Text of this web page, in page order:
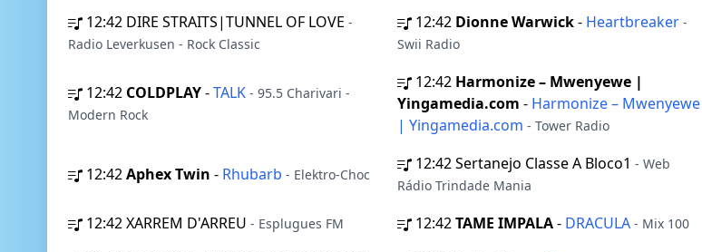
12:42 DIRE STRAITS|TUNNEL OF LOVE -
Radio Leverkusen - Rock Classic
12:42 Dionne Warwick- Heartbreaker -
Swii Radio
12:42 COLDPLAY-TALK - 95.5 Charivari -
Modern Rock
12:42 Harmonize – Mwenyewe |
Yingamedia.com - Harmonize – Mwenyewe
| Yingamedia.com - Tower Radio
12:42Aphex Twin - Rhubarb - Elektro-Choc
12:42Sertanejo Classe A Bloco1 - Web
Rádio Trindade Mania
12:42XARREM D'ARREU - Esplugues FM 12:42TAME IMPALA- DRACULA - Mix 100